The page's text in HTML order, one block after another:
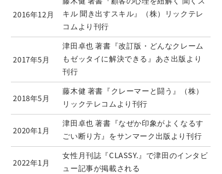
2016年12月
キル 聞き出すスキル』（株）リックテレ
コムより刊行
2017年5月
津田卓也 著書『改訂版・どんなクレーム
もゼッタイに解決できる』あさ出版より
刊行
2018年5月
藤木健 著書『クレーマーと闘う』（株）
リックテレコムより刊行
2020年1月
津田卓也 著書『なぜか印象がよくなるす
ごい断り方』をサンマーク出版より刊行
2022年1月
女性月刊誌『CLASSY.』で津田のインタビ
ュー記事が掲載される